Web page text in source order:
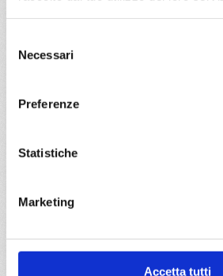
delNecessari
Preferenze
Statistiche
Marketing
Accetta tutti
DETTAGLI
Mediterraneo
€ 953